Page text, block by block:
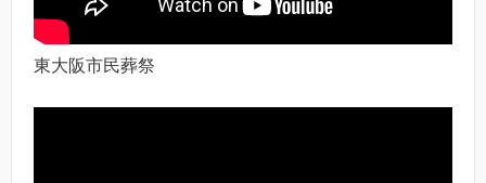
東大阪市民葬祭